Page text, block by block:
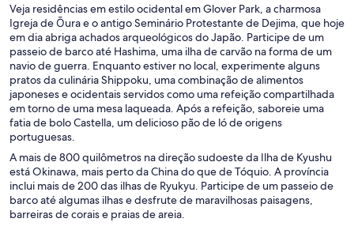
Veja residências em estilo ocidental em Glover Park, a charmosa
Igreja de Ōura e o antigo Seminário Protestante de Dejima, que hoje
em dia abriga achados arqueológicos do Japão. Participe de um
passeio de barco até Hashima, uma ilha de carvão na forma de um
navio de guerra. Enquanto estiver no local, experimente alguns
pratos da culinária Shippoku, uma combinação de alimentos
japoneses e ocidentais servidos como uma refeição compartilhada
em torno de uma mesa laqueada. Após a refeição, saboreie uma
fatia de bolo Castella, um delicioso pão de ló de origens
portuguesas.
A mais de 800 quilômetros na direção sudoeste da Ilha de Kyushu
está Okinawa, mais perto da China do que de Tóquio. A província
inclui mais de 200 das ilhas de Ryukyu. Participe de um passeio de
barco até algumas ilhas e desfrute de maravilhosas paisagens,
barreiras de corais e praias de areia.